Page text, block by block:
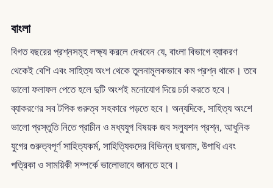
বাংলা
বিগত বছরের প্রশ্নসমূহ লক্ষ্য করলে দেখবেন যে, বাংলা বিভাগে ব্যাকরণ
থেকেই বেশি এবং সাহিত্য অংশ থেকে তুলনামূলকভাবে কম প্রশ্ন থাকে। তবে
ভালো ফলাফল পেতে হলে দুটি অংশই মনোযোগ দিয়ে চর্চা করতে হবে।
ব্যাকরণের সব টপিক গুরুত্ব সহকারে পড়তে হবে। অন্যদিকে, সাহিত্য অংশে
ভালো প্রস্তুতি নিতে প্রাচীন ও মধ্যযুগ বিষয়ক জব সল্যুশন প্রশ্ন, আধুনিক
যুগের গুরুত্বপূর্ণ সাহিত্যকর্ম, সাহিত্যিকদের বিভিন্ন ছদ্মনাম, উপাধি এবং
পত্রিকা ও সাময়িকী সম্পর্কে ভালোভাবে জানতে হবে।